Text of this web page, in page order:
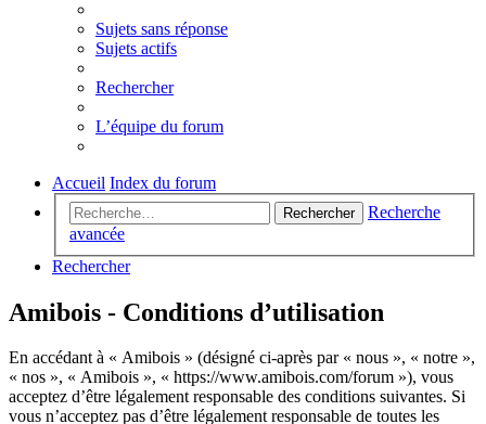
Sujets sans réponse
Sujets actifs
Rechercher
L’équipe du forum
Accueil Index du forum
Rechercher
Recherche
avancée
Rechercher
Amibois - Conditions d’utilisation
En accédant à « Amibois » (désigné ci-après par « nous », « notre »,
« nos », « Amibois », « https://www.amibois.com/forum »), vous
acceptez d’être légalement responsable des conditions suivantes. Si
vous n’acceptez pas d’être légalement responsable de toutes les